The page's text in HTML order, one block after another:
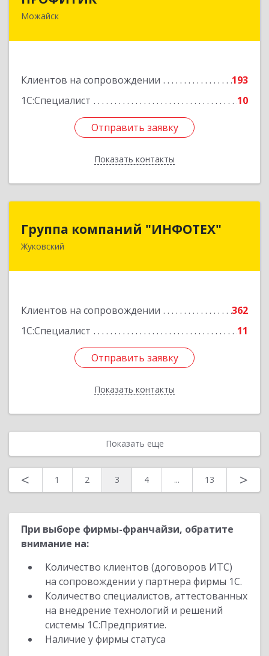
Можайск
Клиентов на сопровождении
193
1С:Специалист
10
Отправить заявку
Показать контакты
143200, Московская обл, Можайский р-н,
Отправить заявку
Назад
Группа компаний "ИНФОТЕХ"
Жуковский
Клиентов на сопровождении
362
1С:Специалист
11
Отправить заявку
Показать контакты
Группа компаний "ИНФОТЕХ"
140180, Московская обл, Жуковский г, Чкалова
Отправить заявку
Назад
Показать еще
< 1 2 3 4 ... 13 >
При выборе фирмы-франчайзи, обратите
внимание на:
Количество клиентов (договоров ИТС)
на сопровождении у партнера фирмы 1С.
Количество специалистов, аттестованных
на внедрение технологий и решений
системы 1С:Предприятие.
Наличие у фирмы статуса